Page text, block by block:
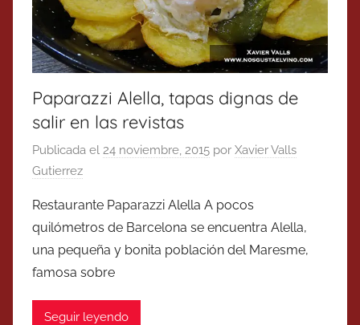
Paparazzi Alella, tapas dignas de
salir en las revistas
Publicada el 24 noviembre, 2015 por Xavier Valls
Gutierrez
Restaurante Paparazzi Alella A pocos
quilómetros de Barcelona se encuentra Alella,
una pequeña y bonita población del Maresme,
famosa sobre
Seguir leyendo